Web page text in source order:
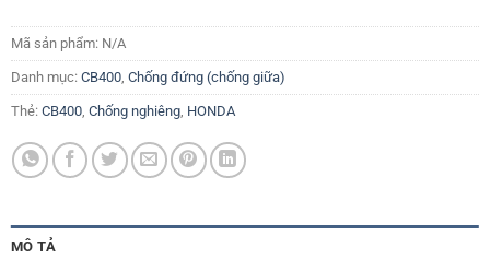
Mã sản phẩm: N/A
Danh mục: CB400, Chống đứng (chống giữa)
Thẻ: CB400, Chống nghiêng, HONDA
MÔ TẢ